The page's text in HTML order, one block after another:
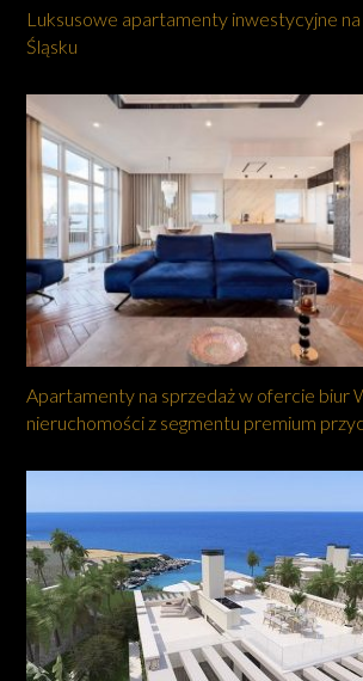
Luksusowe apartamenty inwestycyjne na
Śląsku
Apartamenty na sprzedaż w ofercie biur
nieruchomości z segmentu premium